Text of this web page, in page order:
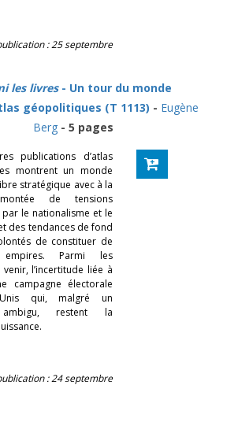
: 25 septembre
les livres- Un tour du monde
géopolitiques (T 1113) - Eugène
Berg - 5 pages
publications d’atlas
montrent un monde
stratégique avec à la
de tensions
par le nationalisme et le
des tendances de fond
de constituer de
empires. Parmi les
l’incertitude liée à
campagne électorale
Unis qui, malgré un
restent la
: 24 septembre